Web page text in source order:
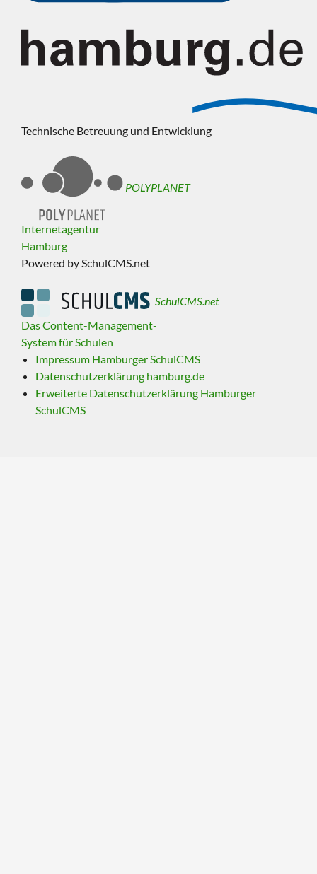
Technische Betreuung und Entwicklung
POLYPLANET
Internetagentur
Hamburg
Powered by SchulCMS.net
SchulCMS.net
Das Content-Management-
System für Schulen
Impressum Hamburger SchulCMS
Datenschutzerklärung hamburg.de
Erweiterte Datenschutzerklärung Hamburger
SchulCMS